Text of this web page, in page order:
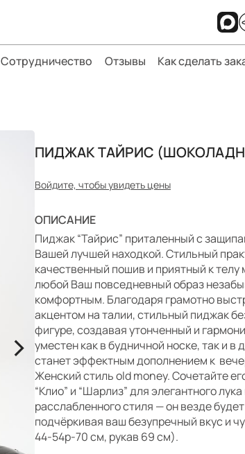
Сотрудничество Отзывы Как сделать
>
ПИДЖАК ТАЙРИС
Войдите, чтобы увидеть цены
ОПИСАНИЕ
Пиджак “Тайрис” приталенный с
Вашей лучшей находкой. Стильный
качественный пошив и приятный к телу
любой Ваш повседневный образ
комфортным. Благодаря грамотно
акцентом на талии, стильный пиджак
фигуре, создавая утонченный и
уместен как в будничной носке, так и в
станет эффектным дополнением к
Женский стиль old money. Сочетайте
“Клио” и “Шарлиз” для элегантного
расслабленного стиля — он везде
подчёркивая ваш безупречный вкус и
44-54р-70 см, рукав 69 см).